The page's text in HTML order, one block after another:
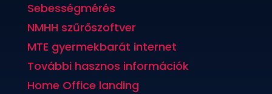
Sebességmérés
NMHH szűrőszoftver
MTE gyermekbarát internet
További hasznos információk
Home Office landing